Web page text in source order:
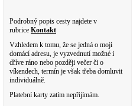
Podrobný popis cesty najdete v
rubrice Kontakt
Vzhledem k tomu, že se jedná o moji
domácí adresu, je vyzvednutí možné i
dříve ráno nebo později večer či o
víkendech, termín je však třeba domluvit
individuálně.
Platební karty zatím nepřijímám.